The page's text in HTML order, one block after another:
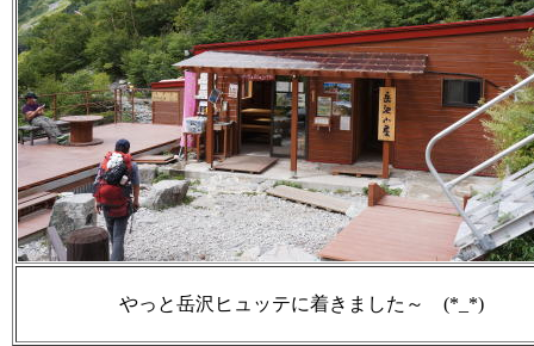
やっと岳沢ヒュッテに着きました～ (*_*)